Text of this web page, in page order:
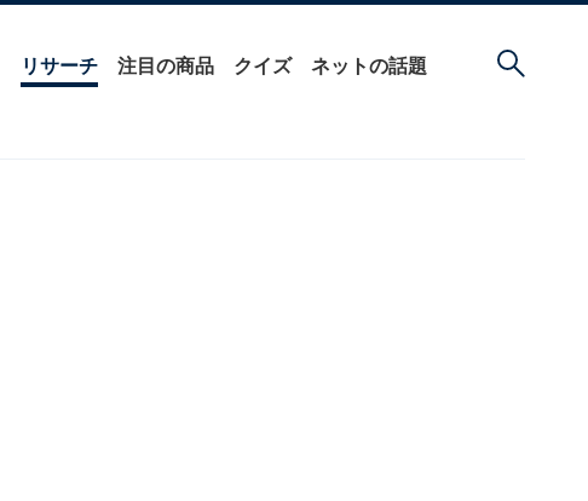
リサーチ 注目の商品 クイズ ネットの話題